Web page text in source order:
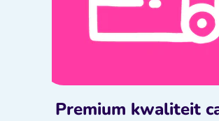
Premium kwaliteit